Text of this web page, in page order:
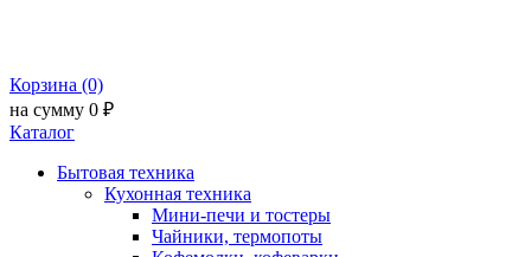
Корзина (0)
на сумму 0 ₽
Каталог
Бытовая техника
Кухонная техника
Мини-печи и тостеры
Чайники, термопоты